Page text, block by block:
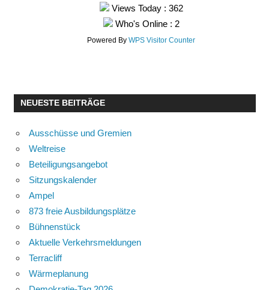
Views Today : 362
Who's Online : 2
Powered ByWPS Visitor Counter
NEUESTE BEITRÄGE
Ausschüsse und Gremien
Weltreise
Beteiligungsangebot
Sitzungskalender
Ampel
873 freie Ausbildungsplätze
Bühnenstück
Aktuelle Verkehrsmeldungen
Terracliff
Wärmeplanung